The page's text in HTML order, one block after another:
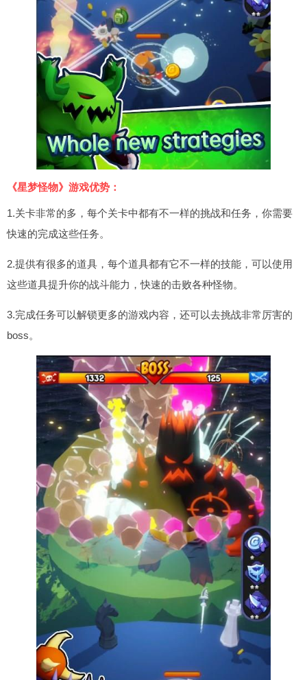
《星梦怪物》游戏优势：
1.关卡非常的多，每个关卡中都有不一样的挑战和任务，你需要
快速的完成这些任务。
2.提供有很多的道具，每个道具都有它不一样的技能，可以使用
这些道具提升你的战斗能力，快速的击败各种怪物。
3.完成任务可以解锁更多的游戏内容，还可以去挑战非常厉害的
boss。